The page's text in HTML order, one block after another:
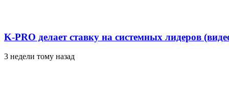
K-PRO делает ставку на системных лидеров
3 недели тому назад